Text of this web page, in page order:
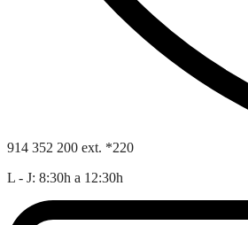
914 352 200 ext. *220
L - J: 8:30h a 12:30h